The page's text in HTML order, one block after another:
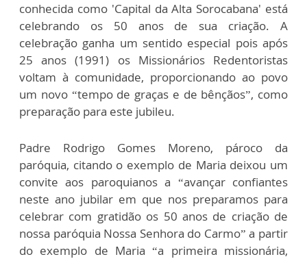
conhecida como 'Capital da Alta Sorocabana' está
celebrando os 50 anos de sua criação. A
celebração ganha um sentido especial pois após
25 anos (1991) os Missionários Redentoristas
voltam à comunidade, proporcionando ao povo
um novo “tempo de graças e de bênçãos”, como
preparação para este jubileu.
Padre Rodrigo Gomes Moreno, pároco da
paróquia, citando o exemplo de Maria deixou um
convite aos paroquianos a “avançar confiantes
neste ano jubilar em que nos preparamos para
celebrar com gratidão os 50 anos de criação de
nossa paróquia Nossa Senhora do Carmo” a partir
do exemplo de Maria “a primeira missionária,